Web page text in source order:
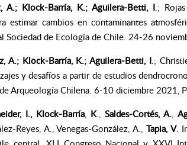
A.; Klock-Barría, K.; Aguilera-Betti, I.;
estimar cambios en contaminantes
Sociedad de Ecología de Chile. 24-26
A.; Klock-Barría, K.; Aguilera-Betti, I .;
y desafíos a partir de estudios
Arqueología Chilena. 6-10 diciembre 2021,
I., Klock-Barría, K., Saldes-Cortés, A. ,
Reyes, A., Venegas-González, A., Tapia, V.